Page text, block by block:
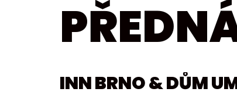
INN BRNO & DŮM